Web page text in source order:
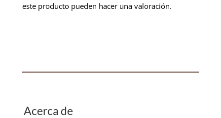
este producto pueden hacer una valoración.
Acerca de